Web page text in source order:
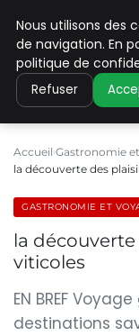
PILAT
Accueil Gastronomie
la découverte des
GASTRONOMIE ET
la
viticoles
EN BREF
destinations
Nous utilisons des
de navigation. En
politique de
Refuser